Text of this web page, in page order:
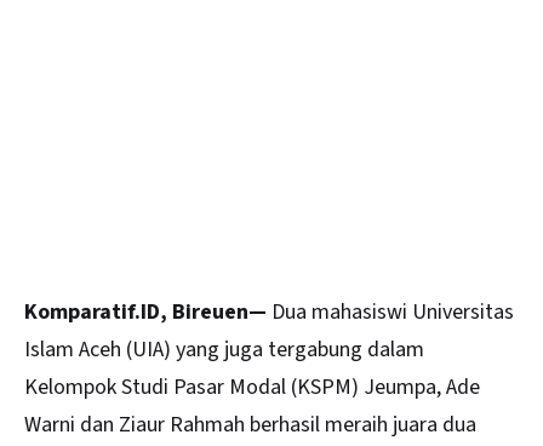
Komparatif.ID, Bireuen— Dua mahasiswi Universitas
Islam Aceh (UIA) yang juga tergabung dalam
Kelompok Studi Pasar Modal (KSPM) Jeumpa, Ade
Warni dan Ziaur Rahmah berhasil meraih juara dua